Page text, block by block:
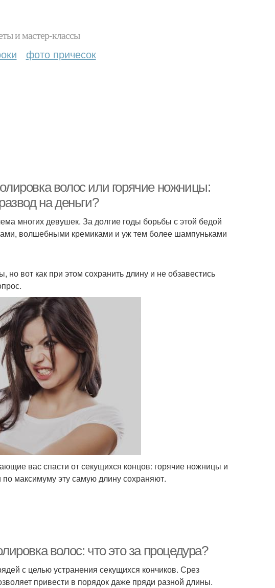
и мастер-классы
фото причесок
волос или горячие ножницы:
на деньги?
многих девушек. За долгие годы борьбы с этой бедой
волшебными кремиками и уж тем более шампуньками
вот как при этом сохранить длину и не обзавестись
вас спасти от секущихся концов: горячие ножницы и
максимуму эту самую длину сохраняют.
волос: что это за процедура?
с целью устранения секущихся кончиков. Срез
привести в порядок даже пряди разной длины.